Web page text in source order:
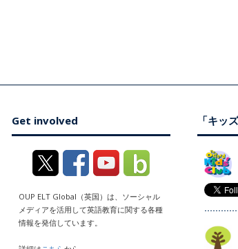
Get involved
OUP ELT Global（英国）は、ソーシャル
メディアを活用して英語教育に関する各種
情報を発信しています。
「キ